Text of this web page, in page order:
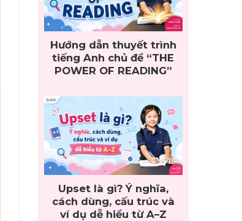
Hướng dẫn thuyết trình
tiếng Anh chủ đề “THE
POWER OF READING”
Upset là gì? Ý nghĩa,
cách dùng, cấu trúc và
ví dụ dễ hiểu từ A–Z